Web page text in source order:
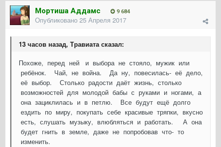
Мортиша Аддамс 9 684
Опубликовано 25 Апреля 2017
13 часов назад, Травиата сказал:
Похоже, перед ней и выбора не стояло, мужик или
ребёнок. Чай, не война. Да ну, повесилась- её дело,
её выбор. Столько радости даёт жизнь, столько
возможностей для молодой бабы с руками и ногами, а
она зациклилась и в петлю. Все будут ещё долго
ездить по миру, покупать себе красивые тряпки, вкусно
есть, слушать музыку, влюбляться и работать. А она
будет гнить в земле, даже не попробовав что- то
изменить.